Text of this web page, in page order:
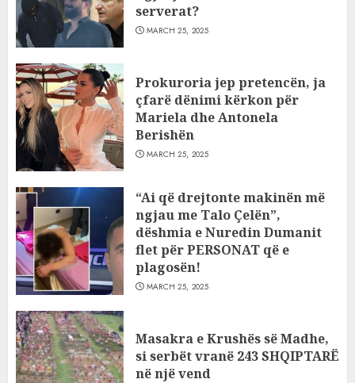
serverat?
MARCH 25, 2025
Prokuroria jep pretencën, ja
çfarë dënimi kërkon për
Mariela dhe Antonela
Berishën
MARCH 25, 2025
“Ai që drejtonte makinën më
ngjau me Talo Çelën”,
dëshmia e Nuredin Dumanit
flet për PERSONAT që e
plagosën!
MARCH 25, 2025
Masakra e Krushës së Madhe,
si serbët vranë 243 SHQIPTARË
në një vend